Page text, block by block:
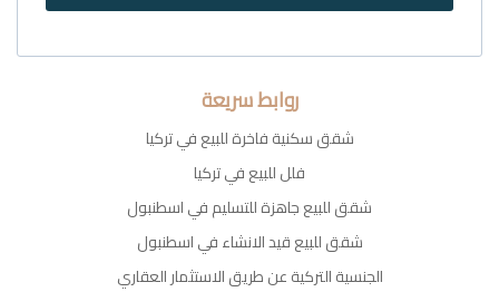
روابط سريعة
شقق سكنية فاخرة للبيع في تركيا
فلل للبيع في تركيا
شقق للبيع جاهزة للتسليم في اسطنبول
شقق للبيع قيد الانشاء في اسطنبول
الجنسية التركية عن طريق الاستثمار العقاري